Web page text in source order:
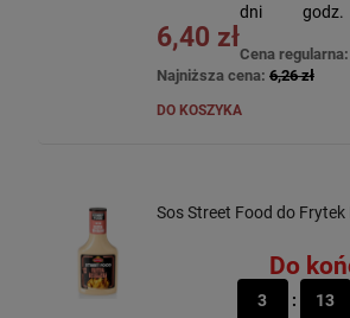
dni
godz.
6,40 zł
Cena regularna:
Najniższa cena: 6,26 zł
DO KOSZYKA
Sos Street Food do
Do
3
13